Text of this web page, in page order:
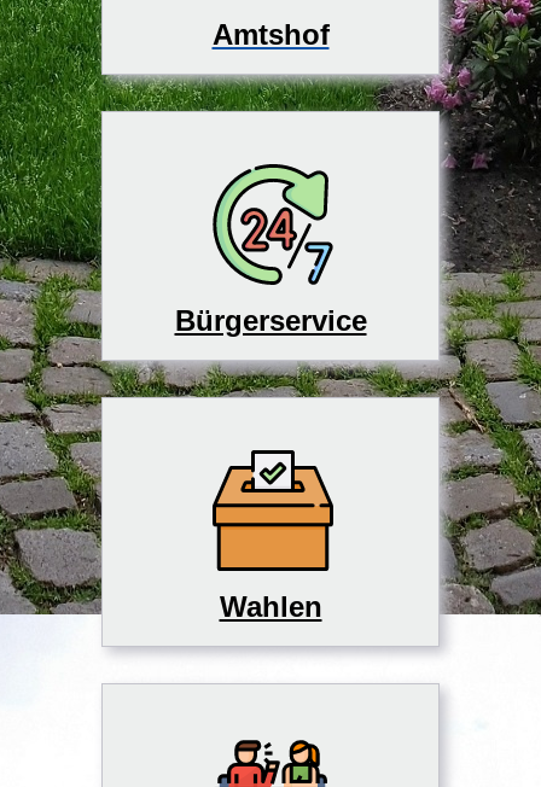
Amtshof
Bürgerservice
Wahlen